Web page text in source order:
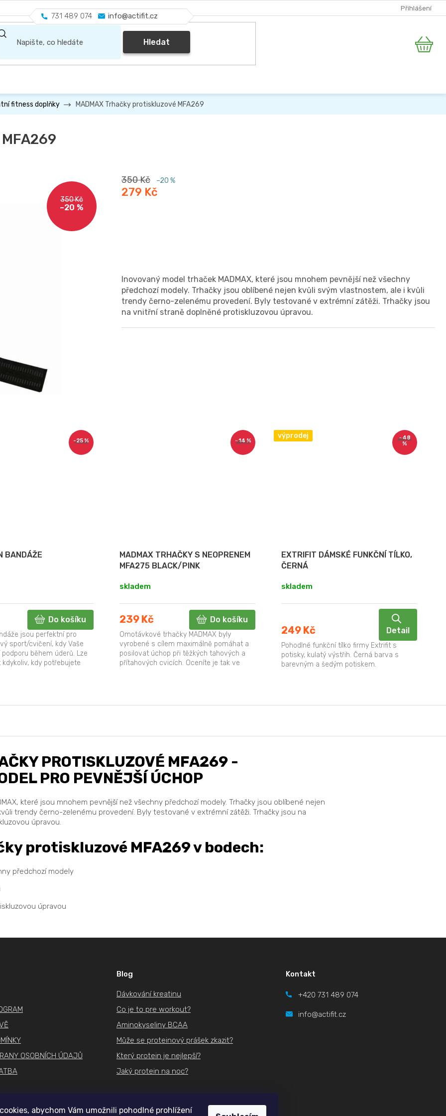
abychom Vám umožnili pohodlné prohlížení
731 489 074 info@actifit.cz
Přihlášení
Hledat Nákupní
fitness doplňky MADMAX Trhačky protiskluzové MFA269
350 Kč
–20 %
350 Kč –20 %
279 Kč
Inovovaný model trhaček MADMAX, které jsou mnohem pevnější než všechny
předchozí modely. Trhačky jsou oblíbené nejen kvůli svým vlastnostem, ale i kvůli
trendy černo-zelenému provedení. Byly testované v extrémní zátěži. Trhačky jsou
na vnitřní straně doplněné protiskluzovou úpravou.
199 Kč
–25 %
BANDÁŽE
Do košíku
jsou perfektní pro
sport/cvičení, kdy Vaše
během úderů. Lze
kdy potřebujete
280 Kč
–14 %
MADMAX TRHAČKY S NEOPRENEM
MFA275 BLACK/PINK
skladem
239 Kč Do košíku
Omotávkové trhačky MADMAX byly
vyrobené s cílem maximálně pomáhat a
posilovat úchop při těžkých tahových a
přítahových cvicích. Oceníte je tak ve
výprodej 480 Kč
–48
%
EXTRIFIT DÁMSKÉ FUNKČNÍ TÍLKO,
ČERNÁ
skladem
249 Kč Detail
Pohodlné funkční tílko firmy Extrifit s
potisky, kulatý výstřih. Černá barva s
barevným a šedým potiskem.
PROTISKLUZOVÉ MFA269 -
PRO PEVNĚJŠÍ ÚCHOP
které jsou mnohem pevnější než všechny předchozí modely. Trhačky jsou oblíbené nejen
trendy černo-zelenému provedení. Byly testované v extrémní zátěži. Trhačky jsou na
úpravou.
protiskluzové MFA269 v bodech:
předchozí modely
úpravou
OSOBNÍCH ÚDAJŮ
Blog
Dávkování kreatinu
Co je to pre workout?
Aminokyseliny BCAA
Může se proteinový prášek zkazit?
Který protein je nejlepší?
Jaký protein na noc?
Kontakt
+420 731 489 074
info@actifit.cz